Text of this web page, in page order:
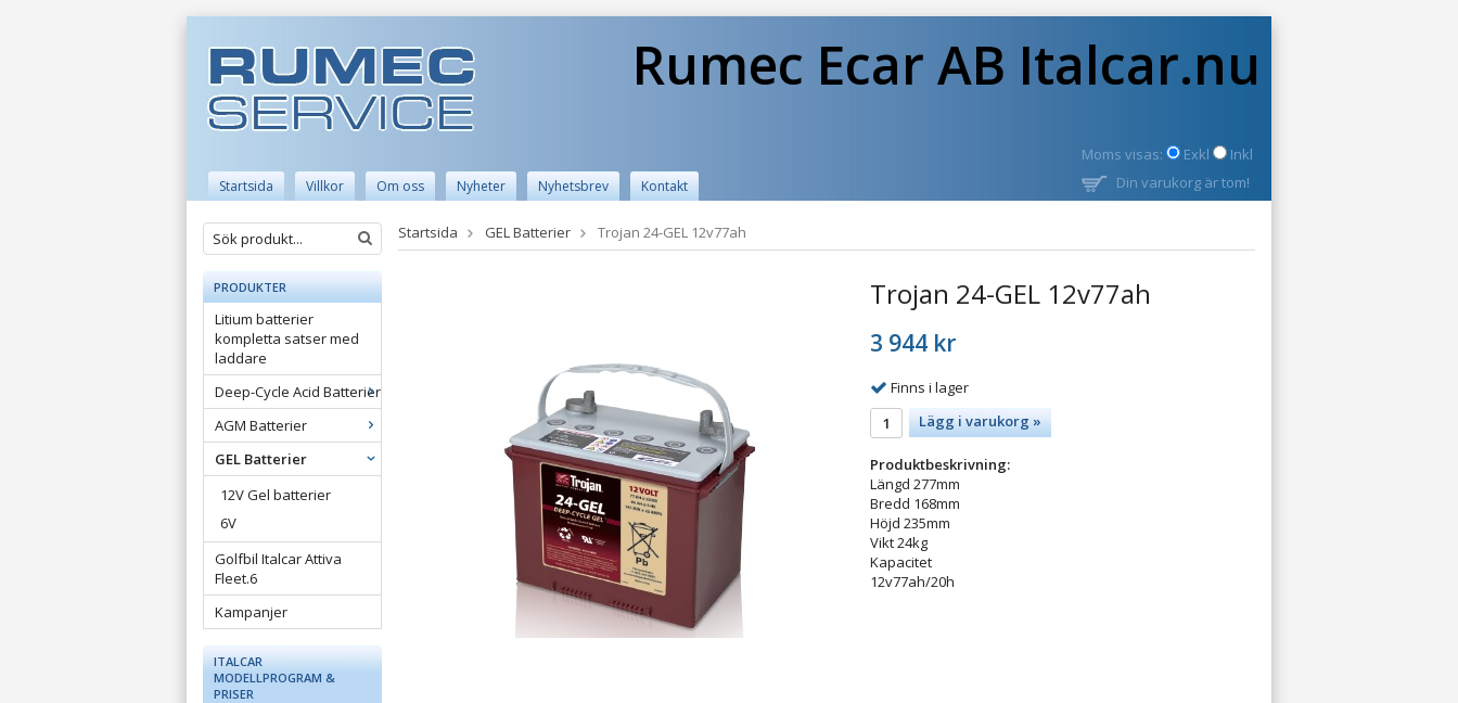
Rumec Ecar AB Italcar.nu
Moms visas: Exkl Inkl
Startsida Villkor Om oss Nyheter Nyhetsbrev Kontakt Din varukorg är tom!
PRODUKTER
Litium batterier
kompletta satser med
laddare
Deep-Cycle Acid Batterier
AGM Batterier
GEL Batterier
12V Gel batterier
6V
Golfbil Italcar Attiva
Fleet.6
Kampanjer
ITALCAR
MODELLPROGRAM &
PRISER
Startsida GEL Batterier Trojan 24-GEL 12v77ah
Trojan 24-GEL 12v77ah
3 944 kr
Finns i lager
Lägg i varukorg »
Produktbeskrivning:
Längd 277mm
Bredd 168mm
Höjd 235mm
Vikt 24kg
Kapacitet
12v77ah/20h